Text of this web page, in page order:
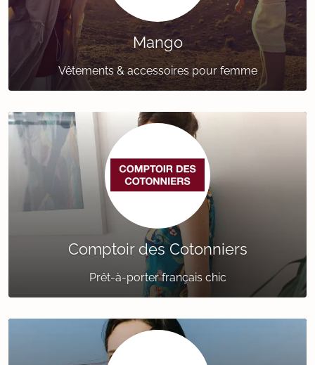
Mango
Vêtements & accessoires pour femme
Comptoir des Cotonniers
Prêt-à-porter français chic